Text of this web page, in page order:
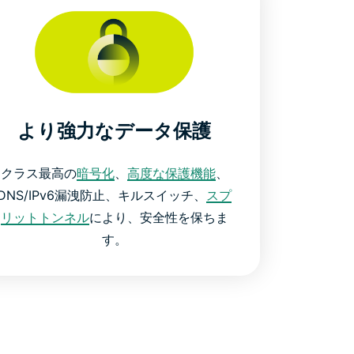
より強力なデータ保護
クラス最高の暗号化、 高度な保護機能、
IPv6漏洩防止、キルスイッチ、 スプ
リットトンネルにより、安全性を保ちま
す。